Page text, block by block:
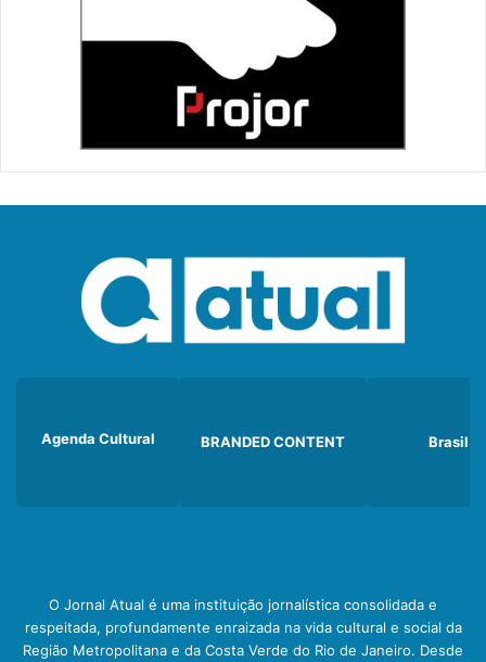
Agenda Cultural BRANDED CONTENT Brasil
O Jornal Atual é uma instituição jornalística consolidada e
respeitada, profundamente enraizada na vida cultural e social da
Região Metropolitana e da Costa Verde do Rio de Janeiro. Desde